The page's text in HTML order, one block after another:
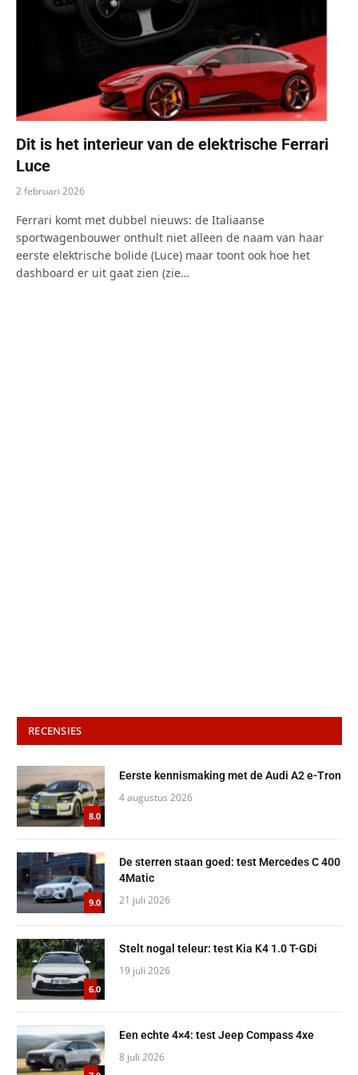
Dit is het interieur van de elektrische Ferrari
Luce
2 februari 2026
Ferrari komt met dubbel nieuws: de Italiaanse
sportwagenbouwer onthult niet alleen de naam van haar
eerste elektrische bolide (Luce) maar toont ook hoe het
dashboard er uit gaat zien (zie…
RECENSIES
8.0
Eerste kennismaking met de Audi A2 e-Tron
4 augustus 2026
9.0
De sterren staan goed: test Mercedes C 400
4Matic
21 juli 2026
6.0
Stelt nogal teleur: test Kia K4 1.0 T-GDi
19 juli 2026
Een echte 4×4: test Jeep Compass 4xe
8 juli 2026